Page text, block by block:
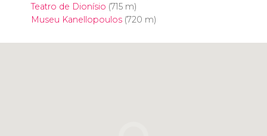
Teatro de Dionísio (715 m)
Museu Kanellopoulos(720 m)